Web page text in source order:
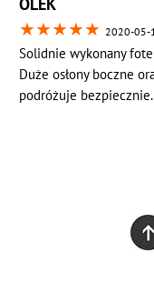
★★★★★ 2020-05-
Solidnie wykonany
Duże osłony boczne
podróżuje bezpiecznie.